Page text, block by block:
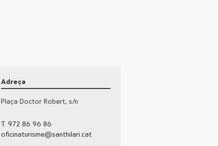
Adreça
Plaça Doctor Robert, s/n
T. 972 86 96 86
oficinaturisme@santhilari.cat